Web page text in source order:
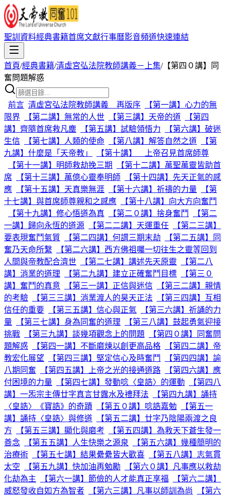
聖訓資料經典書籍首席文獻行事曆影音頻道快速連結
首頁/經典書籍/清虛宮弘法院教師講義－上集/【第四０講】同
奮問題解惑
前言 清虛宮弘法院教師講義 再版序
【第一講】心力的無
限界
【第二講】無常的人世 【第三講】天帝的道
【第四
講】齊隨首席救凡塵
【第五講】試驗領悟力
【第六講】破迷
生信
【第七講】人類的使命 【第八講】解答自然之道
【第
九講】什麼是「天帝教」
【第十講】 上帝召見首席師尊
【第十一講】明師救劫挽三期
【第十二講】萬聖萬靈皆助首
席
【第十三講】萬億心靈奉明師
【第十四講】先天正氣的感
應
【第十五講】天真樂無涯 【第十六講】祈禱的力量
【第
十七講】與首席師尊親和之感應
【第十八講】向大方向奮鬥
【第十九講】修心悟道為真
【第二０講】捨身奮鬥
【第二
一講】歸向永恆的道源
【第二二講】天運重任
【第二三講】
要表現奮鬥氣質
【第二四講】何謂三期末劫
【第二五講】同
奮乃天命所繫
【第二六講】西方佛祖囑一切往生之靈等回到
人間與帝教配合濟世
【第二七講】講述先天原靈
【第二八
講】消業的道理
【第二九講】建立正確奮鬥目標
【第三０
講】奮鬥的真意
【第三一講】正信與迷信
【第三二講】親情
的考驗
【第三三講】消業渡人的昊天正法
【第三四講】互相
信任的重要
【第三五講】信心與正氣
【第三六講】祈誦的力
量
【第三七講】身為同奮的道理
【第三八講】鼓起勇氣迎接
挑戰
【第三九講】談幾項觀念上的問題
【第四０講】同奮問
題解惑
【第四一講】不斷磨煉以創更高品格
【第四二講】帝
教宏化展望
【第四三講】堅定信心及時奮鬥
【第四四講】諭
八期同奮
【第四五講】上帝之光的接通道路
【第四六講】應
付困境的力量
【第四七講】發動唸〈皇誥〉的運動
【第四八
講】一炁宗主傳廿字真言甘露水及禮拜法
【第四九講】誦持
〈皇誥〉《寶誥》的奇蹟
【第五０講】唸誥嘉勉
【第五一
講】誦持〈皇誥〉與修道
【第五二講】廿字乃陰陽兩渡之良
方
【第五三講】顯化與磨考
【第五四講】為救天下蒼生發一
善念
【第五五講】人生快樂之源泉
【第五六講】幾種簡明的
治療術
【第五七講】結果纍纍皆大歡喜
【第五八講】志氣貫
太空
【第五九講】快加油再勉勵
【第六０講】凡事應以救劫
化劫為主
【第六一講】節儉的人才能真正享福
【第六二講】
威怒發收自如方為智者
【第六三講】凡事以師訓為尚
【第六